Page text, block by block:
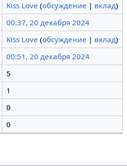
Kiss Love (обсуждение | вклад)
00:37, 20 декабря 2024
Kiss Love (обсуждение | вклад)
00:51, 20 декабря 2024
5
1
0
0